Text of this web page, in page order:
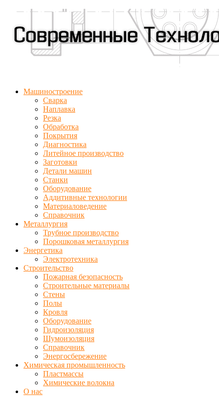
Машиностроение
Сварка
Наплавка
Резка
Обработка
Покрытия
Диагностика
Литейное производство
Заготовки
Детали машин
Станки
Оборудование
Аддитивные технологии
Материаловедение
Справочник
Металлургия
Трубное производство
Порошковая металлургия
Энергетика
Электротехника
Строительство
Пожарная безопасность
Строительные материалы
Стены
Полы
Кровля
Оборудование
Гидроизоляция
Шумоизоляция
Справочник
Энергосбережение
Химическая промышленность
Пластмассы
Химические волокна
О нас